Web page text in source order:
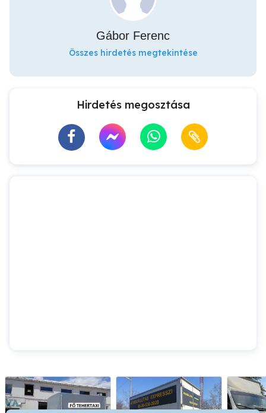
Gábor Ferenc
Összes hirdetés megtekintése
Hirdetés megosztása